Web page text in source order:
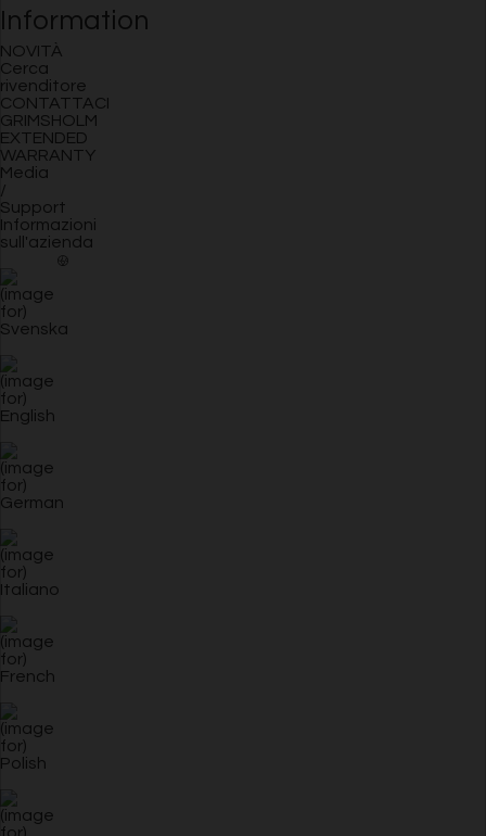
Information
NOVITÀ
Cerca
rivenditore
CONTATTACI
GRIMSHOLM
EXTENDED
WARRANTY
Media
/
Support
Informazioni
sull'azienda